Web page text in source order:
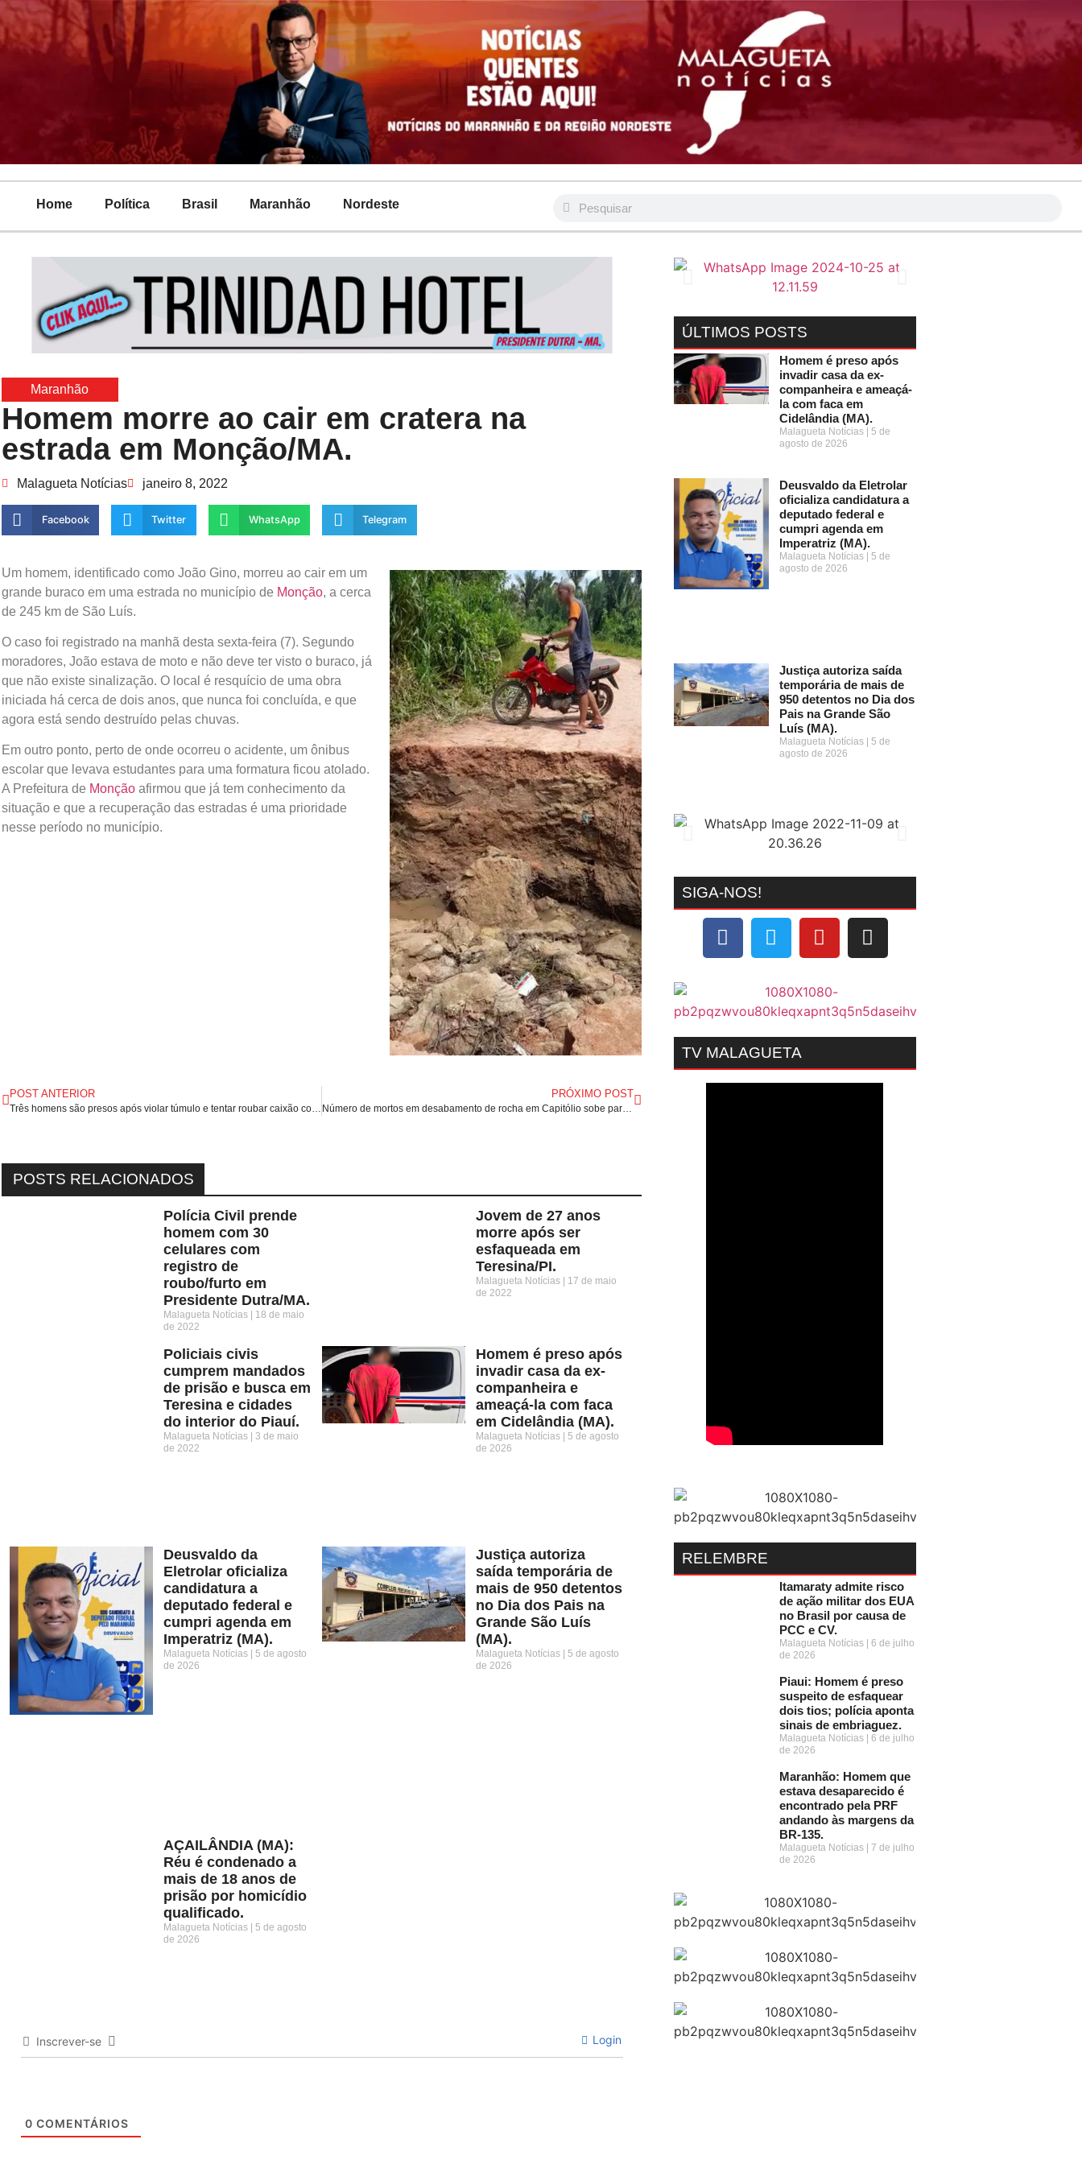
Home Política Brasil Maranhão Nordeste
Maranhão
Homem morre ao cair em cratera na
estrada em Monção/MA.
Malagueta Notícias janeiro 8, 2022
Facebook Twitter WhatsApp Telegram
Um homem, identificado como João Gino, morreu ao cair em um
grande buraco em uma estrada no município de Monção, a cerca
de 245 km de São Luís.
O caso foi registrado na manhã desta sexta-feira (7). Segundo
moradores, João estava de moto e não deve ter visto o buraco, já
que não existe sinalização. O local é resquício de uma obra
iniciada há cerca de dois anos, que nunca foi concluída, e que
agora está sendo destruído pelas chuvas.
Em outro ponto, perto de onde ocorreu o acidente, um ônibus
escolar que levava estudantes para uma formatura ficou atolado.
A Prefeitura de Monção afirmou que já tem conhecimento da
situação e que a recuperação das estradas é uma prioridade
nesse período no município.
POST ANTERIOR PRÓXIMO POST
POSTS RELACIONADOS
Polícia Civil prende
homem com 30
celulares com
registro de
roubo/furto em
Presidente Dutra/MA.
Malagueta Notícias
18 de maio
de 2022
Jovem de 27 anos
morre após ser
esfaqueada em
Teresina/PI.
Malagueta Notícias
17 de maio
de 2022
Policiais civis
cumprem mandados
de prisão e busca em
Teresina e cidades
do interior do Piauí.
Malagueta Notícias
3 de maio
de 2022
Homem é preso após
invadir casa da ex-
companheira e
ameaçá-la com faca
em Cidelândia (MA).
Malagueta Notícias
5 de agosto
de 2026
Deusvaldo da
Eletrolar oficializa
candidatura a
deputado federal e
cumpri agenda em
Imperatriz (MA).
Malagueta Notícias
5 de agosto
de 2026
Justiça autoriza
saída temporária de
mais de 950 detentos
no Dia dos Pais na
Grande São Luís
(MA).
Malagueta Notícias
5 de agosto
de 2026
AÇAILÂNDIA (MA):
Réu é condenado a
mais de 18 anos de
prisão por homicídio
qualificado.
Malagueta Notícias
5 de agosto
de 2026
Inscrever-se Login
0 COMENTÁRIOS
ÚLTIMOS POSTS
Homem é preso após
invadir casa da ex-
companheira e ameaçá-
la com faca em
Cidelândia (MA).
Malagueta Notícias
5 de
agosto de 2026
Deusvaldo da Eletrolar
oficializa candidatura a
deputado federal e
cumpri agenda em
Imperatriz (MA).
Malagueta Notícias
5 de
agosto de 2026
Justiça autoriza saída
temporária de mais de
950 detentos no Dia dos
Pais na Grande São
Luís (MA).
Malagueta Notícias
5 de
agosto de 2026
SIGA-NOS!
TV MALAGUETA
RELEMBRE
Itamaraty admite risco
de ação militar dos EUA
no Brasil por causa de
PCC e CV.
Malagueta Notícias
6 de julho
de 2026
Piaui: Homem é preso
suspeito de esfaquear
dois tios; polícia aponta
sinais de embriaguez.
Malagueta Notícias
6 de julho
de 2026
Maranhão: Homem que
estava desaparecido é
encontrado pela PRF
andando às margens da
BR-135.
Malagueta Notícias
7 de julho
de 2026